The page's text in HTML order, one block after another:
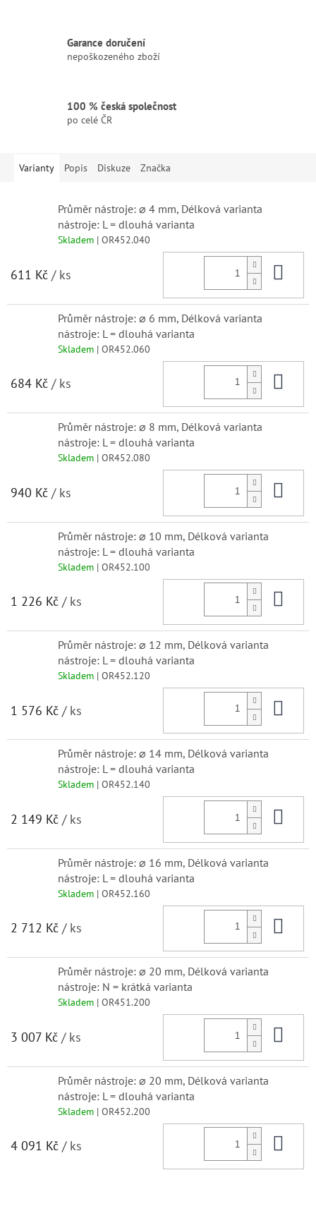
Garance doručení
nepoškozeného zboží
100 % česká společnost
po celé ČR
Varianty Popis Diskuze Značka
Průměr nástroje: ⌀ 4 mm, Délková varianta
nástroje: L = dlouhá varianta
Skladem | OR452.040
611 Kč / ks
Průměr nástroje: ⌀ 6 mm, Délková varianta
nástroje: L = dlouhá varianta
Skladem | OR452.060
684 Kč / ks
Průměr nástroje: ⌀ 8 mm, Délková varianta
nástroje: L = dlouhá varianta
Skladem | OR452.080
940 Kč / ks
Průměr nástroje: ⌀ 10 mm, Délková varianta
nástroje: L = dlouhá varianta
Skladem | OR452.100
1 226 Kč / ks
Průměr nástroje: ⌀ 12 mm, Délková varianta
nástroje: L = dlouhá varianta
Skladem | OR452.120
1 576 Kč / ks
Průměr nástroje: ⌀ 14 mm, Délková varianta
nástroje: L = dlouhá varianta
Skladem | OR452.140
2 149 Kč / ks
Průměr nástroje: ⌀ 16 mm, Délková varianta
nástroje: L = dlouhá varianta
Skladem | OR452.160
2 712 Kč / ks
Průměr nástroje: ⌀ 20 mm, Délková varianta
nástroje: N = krátká varianta
Skladem | OR451.200
3 007 Kč / ks
Průměr nástroje: ⌀ 20 mm, Délková varianta
nástroje: L = dlouhá varianta
Skladem | OR452.200
4 091 Kč / ks